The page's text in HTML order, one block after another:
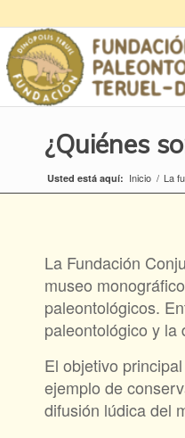
¿Quiénes
Usted está aquí: Inicio / La
La Fundación
museo
paleontológicos.
paleontológico y la
El objetivo
ejemplo de
difusión lúdica del